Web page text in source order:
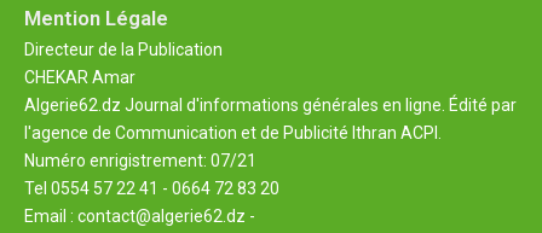
Mention Légale
Directeur de la Publication
CHEKAR Amar
Algerie62.dz Journal d'informations générales en ligne. Édité par
l'agence de Communication et de Publicité Ithran ACPI.
Numéro enrigistrement: 07/21
Tel 0554 57 22 41 - 0664 72 83 20
Email : contact@algerie62.dz -